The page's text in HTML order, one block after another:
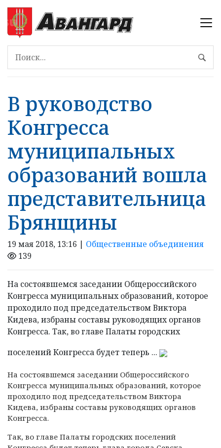
В руководство
Конгресса
муниципальных
образований вошла
представительница
Брянщины
19 мая 2018, 13:16 | Общественные объединения
139
На состоявшемся заседании Общероссийского
Конгресса муниципальных образований, которое
проходило под председательством Виктора
Кидева, избраны составы руководящих органов
Конгресса. Так, во главе Палаты городских
поселений Конгресса будет теперь ...
На состоявшемся заседании Общероссийского
Конгресса муниципальных образований, которое
проходило под председательством Виктора
Кидева, избраны составы руководящих органов
Конгресса.
Так, во главе Палаты городских поселений